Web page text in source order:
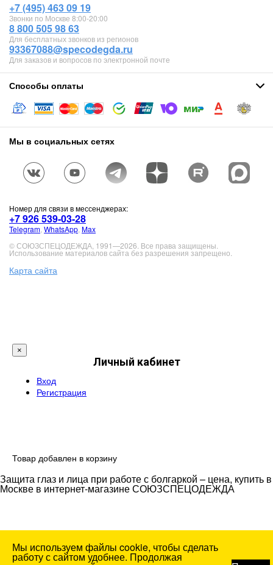
+7 (495) 463 09 19
Звонки по Москве 8:00-20:00
8 800 505 98 63
Для бесплатных звонков из регионов
93367088@specodegda.ru
Для заказов и вопросов по электронной почте
Способы оплаты
Мы в социальных сетях
Номер для связи в мессенджерах:
+7 926 539-03-28
Telegram WhatsApp Max
© СОЮЗСПЕЦОДЕЖДА, 1991—2026. Все права защищены.
Использование материалов сайта без разрешения запрещено.
Карта сайта
×
Личный кабинет
Вход
Регистрация
Товар добавлен в корзину
Мы используем файлы cookie, чтобы сделать
работу с сайтом удобнее. Продолжая
Защита глаз и лица при работе с болгаркой – цена, купить в
Москве в интернет-магазине СОЮЗСПЕЦОДЕЖДА